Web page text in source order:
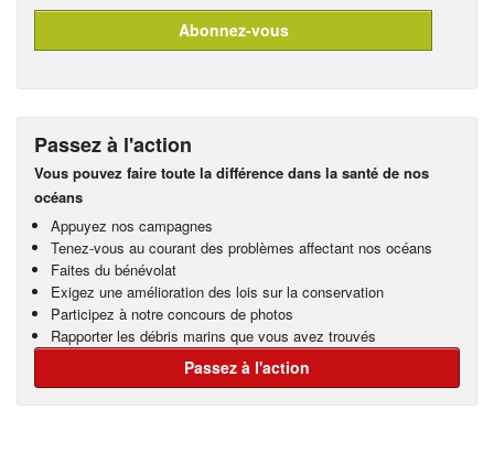
Passez à l'action
Vous pouvez faire toute la différence dans la santé de nos
océans
Appuyez nos campagnes
Tenez-vous au courant des problèmes affectant nos océans
Faites du bénévolat
Exigez une amélioration des lois sur la conservation
Participez à notre concours de photos
Rapporter les débris marins que vous avez trouvés
Passez à l'action